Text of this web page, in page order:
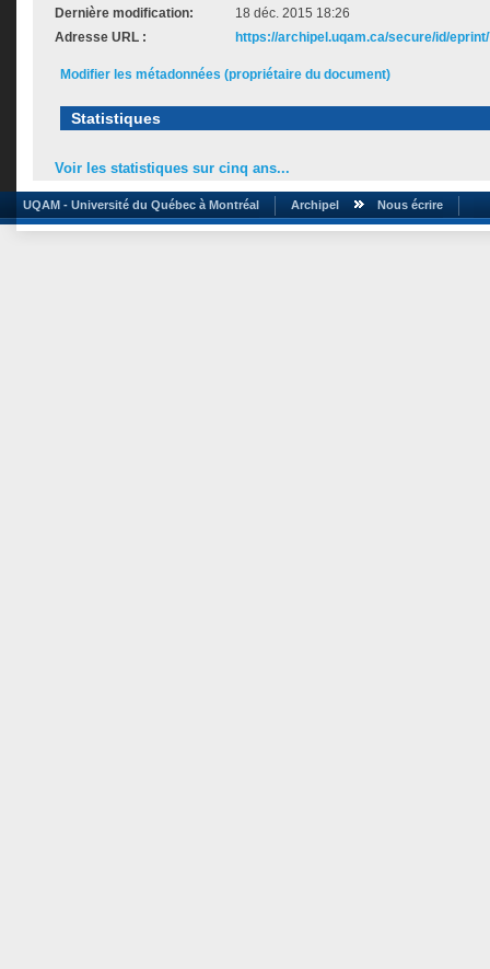
Dernière modification:
18 déc. 2015 18:26
Adresse URL :
https://archipel.uqam.ca/secure/id/
Modifier les métadonnées (propriétaire du document)
Statistiques
Voir les statistiques sur cinq ans...
UQAM - Université du Québec à Montréal Archipel Nous écrire